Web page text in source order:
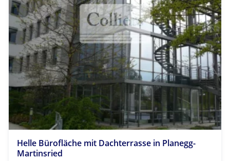
Helle Bürofläche mit Dachterrasse in Planegg-
Martinsried